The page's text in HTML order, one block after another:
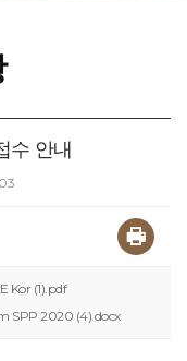
수 안내
Kor (1).pdf
SPP 2020 (4).docx